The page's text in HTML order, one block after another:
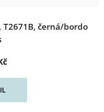
černá/bordo